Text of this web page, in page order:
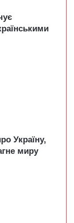
Україну,
миру